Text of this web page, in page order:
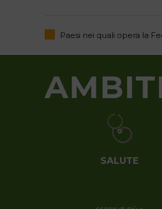
Paesi nei quali opera la
BELIZE
BOTSWANA
BRASILE
ECUADOR
SALUTE